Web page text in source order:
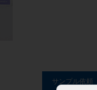
サンプル依頼